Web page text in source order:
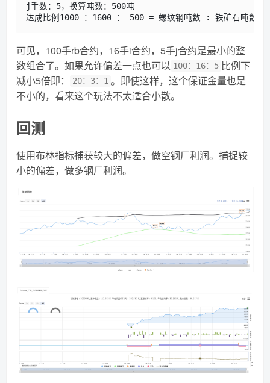
j手数：5，换算吨数：500吨
可见，100手rb合约，16手i合约，5手j合约是最小的整
数组合了。如果允许偏差一点也可以 100：16：5 比例下
减小5倍即：
20：3：1 。即使这样，这个保证金量也是
不小的，看来这个玩法不太适合小散。
回测
使用布林指标捕获较大的偏差，做空钢厂利润。捕捉较
小的偏差，做多钢厂利润。